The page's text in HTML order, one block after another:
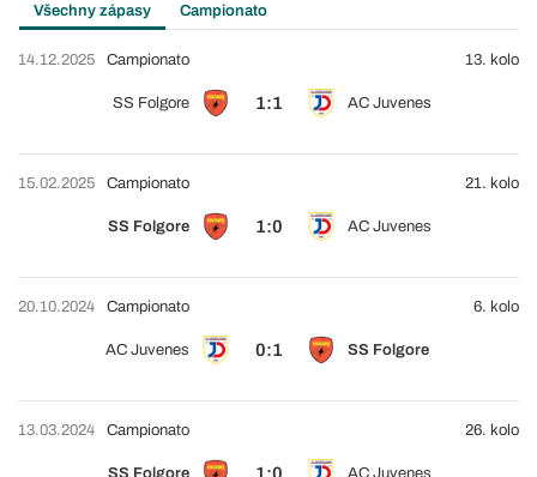
Všechny zápasy Campionato
14.12.2025
SS Folgore 1:1 AC Juvenes
Campionato 13. kolo
15.02.2025
SS Folgore 1:0 AC Juvenes
Campionato 21. kolo
20.10.2024
AC Juvenes 0:1 SS Folgore
Campionato 6. kolo
13.03.2024
SS Folgore AC Juvenes
Campionato 26. kolo